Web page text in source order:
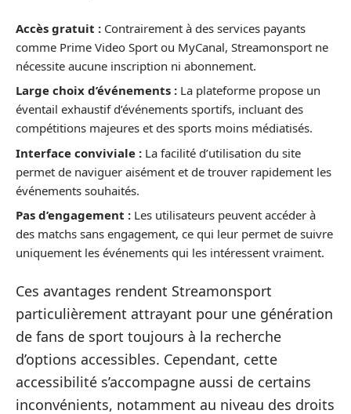
Accès gratuit : Contrairement à des services payants
comme Prime Video Sport ou MyCanal, Streamonsport ne
nécessite aucune inscription ni abonnement.
Large choix d’événements : La plateforme propose un
éventail exhaustif d’événements sportifs, incluant des
compétitions majeures et des sports moins médiatisés.
Interface conviviale : La facilité d’utilisation du site
permet de naviguer aisément et de trouver rapidement les
événements souhaités.
Pas d’engagement : Les utilisateurs peuvent accéder à
des matchs sans engagement, ce qui leur permet de suivre
uniquement les événements qui les intéressent vraiment.
Ces avantages rendent Streamonsport
particulièrement attrayant pour une génération
de fans de sport toujours à la recherche
d’options accessibles. Cependant, cette
accessibilité s’accompagne aussi de certains
inconvénients, notamment au niveau des droits